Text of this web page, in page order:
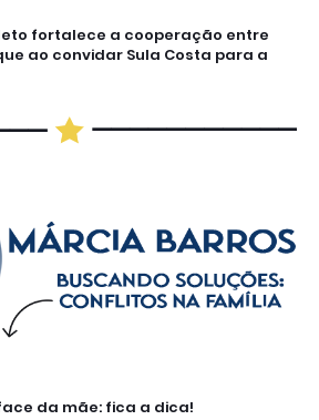
fortalece a cooperação entre
ao convidar Sula Costa para a
da mãe: fica a dica!